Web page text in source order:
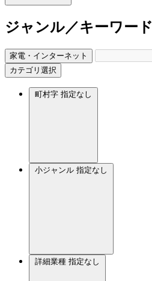
ジャンル／キーワード
家電・インターネット
カテゴリ選択
町村字 指定なし
小ジャンル 指定なし
詳細業種 指定なし